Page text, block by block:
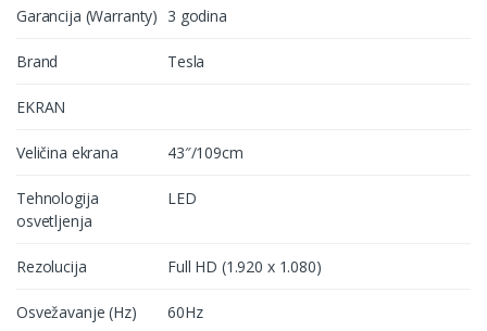
Garancija (Warranty) 3 godina
Brand Tesla
EKRAN
Veličina ekrana 43″/109cm
Tehnologija
osvetljenja
LED
Rezolucija Full HD (1.920 x 1.080)
Osvežavanje (Hz) 60Hz